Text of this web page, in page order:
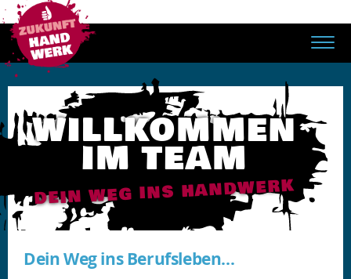
WILLKOMMEN
IM TEAM
DEIN WEG INS HANDWERK
Dein Weg ins Berufsleben...